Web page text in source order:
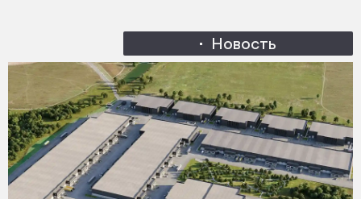
Новость